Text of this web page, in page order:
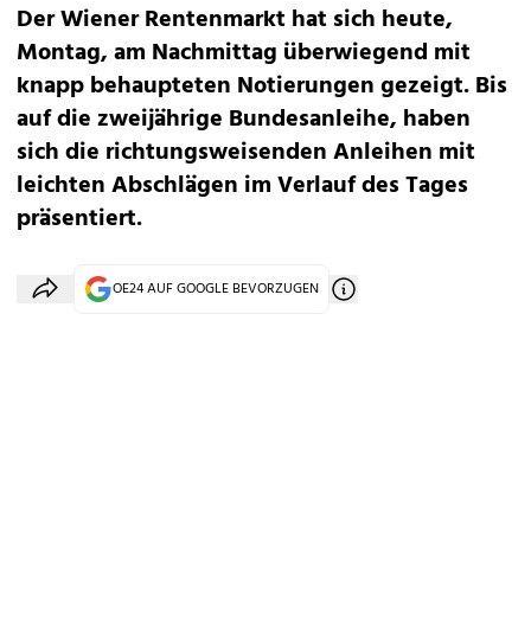
Der Wiener Rentenmarkt hat sich heute,
Montag, am Nachmittag überwiegend mit
knapp behaupteten Notierungen gezeigt. Bis
auf die zweijährige Bundesanleihe, haben
sich die richtungsweisenden Anleihen mit
leichten Abschlägen im Verlauf des Tages
präsentiert.
OE24 AUF GOOGLE BEVORZUGEN